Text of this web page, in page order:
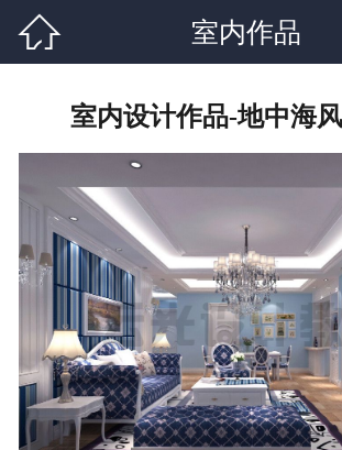
 室内作品
室内设计作品-地中海